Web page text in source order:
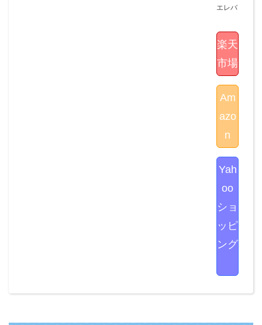
エレバ
楽天
市場
Am
azo
n
Yah
oo
ショ
ッピ
ング